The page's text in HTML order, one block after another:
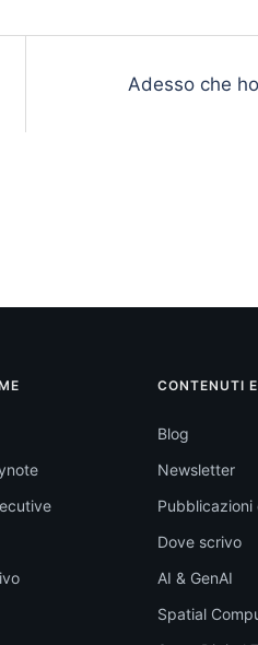
Adesso che
CONTENUTI
Blog
Newsletter
Pubblicazioni
Dove scrivo
AI & GenAI
Spatial